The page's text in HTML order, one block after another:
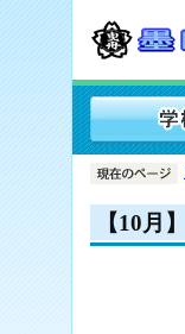
【10月】